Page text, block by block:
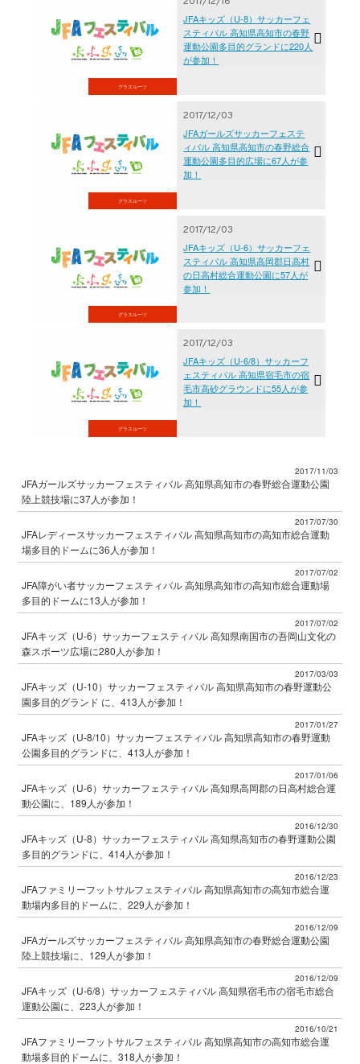
グラスルーツ
JFAキッズ（U-8）サッカーフェ
スティバル 高知県高知市の春野
運動公園多目的グランドに220人
が参加！
グラスルーツ
2017/12/03
JFAガールズサッカーフェステ
ィバル 高知県高知市の春野総合
運動公園多目的広場に67人が参
加！
グラスルーツ
2017/12/03
JFAキッズ（U-6）サッカーフェ
スティバル 高知県高岡郡日高村
の日高村総合運動公園に57人が
参加！
グラスルーツ
2017/12/03
JFAキッズ（U-6/8）サッカーフ
ェスティバル 高知県宿毛市の宿
毛市高砂グラウンドに55人が参
加！
2017/11/03
JFAガールズサッカーフェスティバル 高知県高知市の春野総合運動公園
陸上競技場に37人が参加！
2017/07/30
JFAレディースサッカーフェスティバル 高知県高知市の高知市総合運動
場多目的ドームに36人が参加！
2017/07/02
JFA障がい者サッカーフェスティバル 高知県高知市の高知市総合運動場
多目的ドームに13人が参加！
2017/07/02
JFAキッズ（U-6）サッカーフェスティバル 高知県南国市の吾岡山文化の
森スポーツ広場に280人が参加！
2017/03/03
JFAキッズ（U-10）サッカーフェスティバル 高知県高知市の春野運動公
園多目的グランド に、413人が参加！
2017/01/27
JFAキッズ（U-8/10）サッカーフェスティバル 高知県高知市の春野運動
公園多目的グランドに、413人が参加！
2017/01/06
JFAキッズ（U-6）サッカーフェスティバル 高知県高岡郡の日高村総合運
動公園に、189人が参加！
2016/12/30
JFAキッズ（U-8）サッカーフェスティバル 高知県高知市の春野運動公園
多目的グランドに、414人が参加！
2016/12/23
JFAファミリーフットサルフェスティバル 高知県高知市の高知市総合運
動場内多目的ドームに、229人が参加！
2016/12/09
JFAガールズサッカーフェスティバル 高知県高知市の春野総合運動公園
陸上競技場に、129人が参加！
2016/12/09
JFAキッズ（U-6/8）サッカーフェスティバル 高知県宿毛市の宿毛市総合
運動公園に、223人が参加！
2016/10/21
JFAファミリーフットサルフェスティバル 高知県高知市の高知市総合運
動場多目的ドームに、318人が参加！